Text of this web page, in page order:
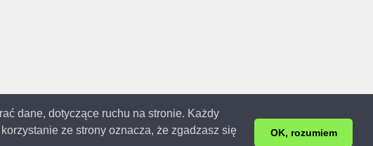
dane, dotyczące ruchu na stronie. Każdy
ze strony oznacza, że zgadzasz się
OK, rozumiem
19.12.2023r. | 0.147s.